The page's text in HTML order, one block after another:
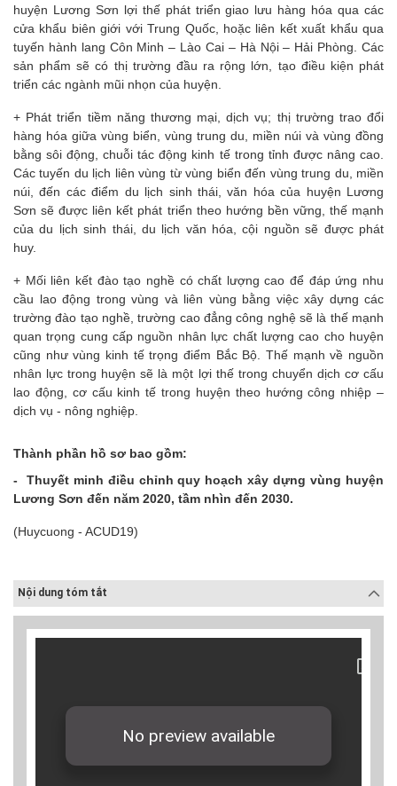
huyện Lương Sơn lợi thế phát triển giao lưu hàng hóa qua các
cửa khẩu biên giới với Trung Quốc, hoặc liên kết xuất khẩu qua
tuyến hành lang Côn Minh – Lào Cai – Hà Nội – Hải Phòng. Các
sản phẩm sẽ có thị trường đầu ra rộng lớn, tạo điều kiện phát
triển các ngành mũi nhọn của huyện.
+ Phát triển tiềm năng thương mại, dịch vụ; thị trường trao đổi
hàng hóa giữa vùng biển, vùng trung du, miền núi và vùng đồng
bằng sôi động, chuỗi tác động kinh tế trong tỉnh được nâng cao.
Các tuyến du lịch liên vùng từ vùng biển đến vùng trung du, miền
núi, đến các điểm du lịch sinh thái, văn hóa của huyện Lương
Sơn sẽ được liên kết phát triển theo hướng bền vững, thế mạnh
của du lịch sinh thái, du lịch văn hóa, cội nguồn sẽ được phát
huy.
+ Mối liên kết đào tạo nghề có chất lượng cao để đáp ứng nhu
cầu lao động trong vùng và liên vùng bằng việc xây dựng các
trường đào tạo nghề, trường cao đẳng công nghệ sẽ là thế mạnh
quan trọng cung cấp nguồn nhân lực chất lượng cao cho huyện
cũng như vùng kinh tế trọng điểm Bắc Bộ. Thế mạnh về nguồn
nhân lực trong huyện sẽ là một lợi thế trong chuyển dịch cơ cấu
lao động, cơ cấu kinh tế trong huyện theo hướng công nhiệp –
dịch vụ - nông nghiệp.
Thành phần hồ sơ bao gồm:
- Thuyết minh điều chỉnh quy hoạch xây dựng vùng huyện
Lương Sơn đến năm 2020, tầm nhìn đến 2030.
(Huycuong - ACUD19)
Nội dung tóm tắt